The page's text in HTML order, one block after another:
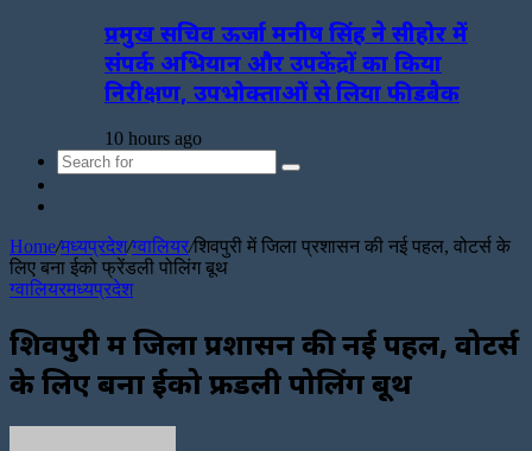
प्रमुख सचिव ऊर्जा मनीष सिंह ने सीहोर में
संपर्क अभियान और उपकेंद्रों का किया
निरीक्षण, उपभोक्ताओं से लिया फीडबैक
10 hours ago
Search
Home/मध्यप्रदेश/ग्वालियर/शिवपुरी में जिला प्रशासन की नई पहल, वोटर्स के
लिए बना ईको फ्रेंडली पोलिंग बूथ
ग्वालियरमध्यप्रदेश
शिवपुरी में जिला प्रशासन की नई पहल, वोटर्स
के लिए बना ईको फ्रेंडली पोलिंग बूथ